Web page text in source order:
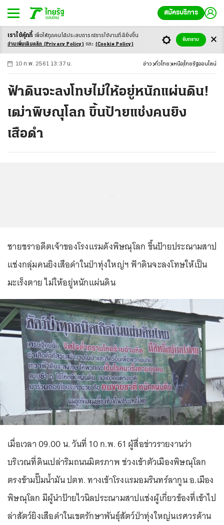
สมัครบริการ
-ก ก ก+
10 ก.พ. 2561 13:37 น. ข่าว ทั่วไทย เหนือ ไทยรัฐออนไลน์
ฟ้าดินจะลงโทษไม่ให้อยู่หนักแผ่นดิน!
เฒ่าพิษณุโลก ขึ้นป้ายแช่งคนยิง
เสือดำ
ชายชราอดีตเจ้าของโรงแรมดังพิษณุโลก ขึ้นป้ายประณามสาป
แช่งกลุ่มคนยิงเสือดำในป่าทุ่งใหญ่ฯ ฟ้าดินจะลงโทษให้เป็น
มะเร็งตาย ไม่ให้อยู่หนักแผ่นดิน
เมื่อเวลา 09.00 น. วันที่ 10 ก.พ. 61 ผู้สื่อข่าวรายงานว่า
บริเวณที่ดินเปล่าริมถนนมิตรภาพ ช่วงเข้าตัวเมืองพิษณุโลก
ตรงข้ามปั๊มน้ำมัน ปตท. ทางเข้าโรงแรมอมรินทร์ลากูน อ.เมือง
พิษณุโลก มีผู้นำป้ายไวนิลประณามสาปแช่งผู้เกี่ยวข้องที่เข้าไป
ล่าสัตว์ยิงเสือดำในเขตรักษาพันธุ์สัตว์ป่าทุ่งใหญ่นเรศวรด้าน
เราใช้คุ้กกี้ เพื่อให้ทุกคนได้ประสบการณ์การใช้งานที่ดียิ่งขึ้น
อ่านเพิ่มเติมคลิก (Privacy Policy) และ (Cookie Policy)
รับทราบ